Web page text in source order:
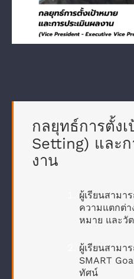
กลยุทธ์การตั้ง
Setting) และก
งาน
ผู้เรียนสามา
ความแตกต่า
หมาย และวั
ผู้เรียนสามา
SMART
ทัศน์